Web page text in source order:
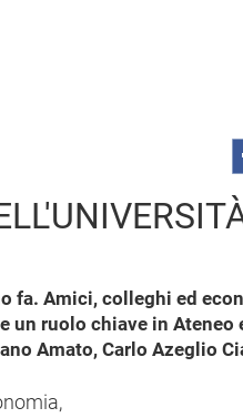
fa. Amici, colleghi ed
ruolo chiave in Ateneo
Amato, Carlo Azeglio